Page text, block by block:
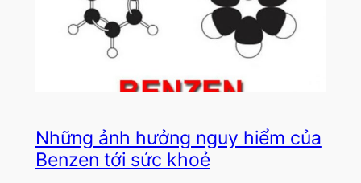
Những ảnh hưởng nguy hiểm của
Benzen tới sức khoẻ